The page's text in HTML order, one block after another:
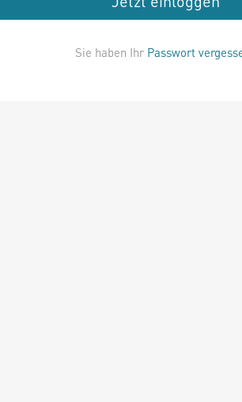
Sie haben Ihr Passwort